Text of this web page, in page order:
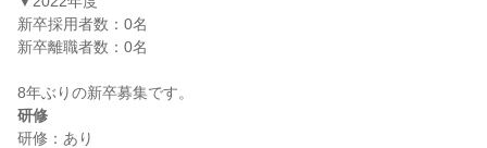
新卒採用者数：0名
新卒離職者数：0名
研修
研修：あり